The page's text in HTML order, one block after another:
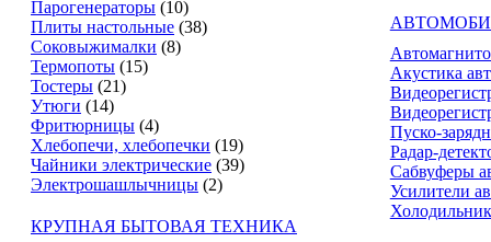
Парогенераторы (10)
Плиты настольные (38)
Соковыжималки (8)
Термопоты (15)
Тостеры (21)
Утюги (14)
Фритюрницы (4)
Хлебопечи, хлебопечки (19)
Чайники электрические (39)
Электрошашлычницы (2)
КРУПНАЯ БЫТОВАЯ ТЕХНИКА
Акустика
Пуско-
Радар-
Сабвуферы
Усилители